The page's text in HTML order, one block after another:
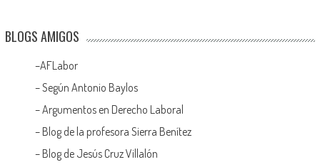
BLOGS AMIGOS
–AFLabor
– Según Antonio Baylos
–Argumentos en Derecho Laboral
– Blog de la profesora Sierra Benítez
– Blog de Jesús Cruz Villalón